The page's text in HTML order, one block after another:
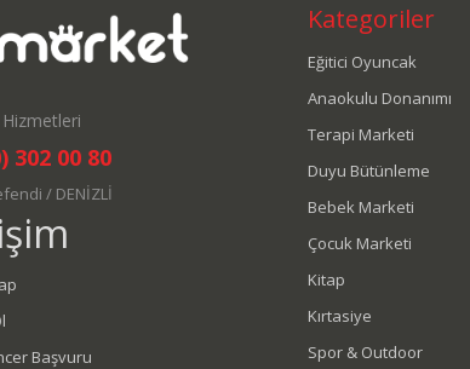
302 00 80
/ DENİZLİ
Başvuru
Kategoriler
Eğitici Oyuncak
Anaokulu Donanımı
Terapi Marketi
Duyu Bütünleme
Bebek Marketi
Çocuk Marketi
Kitap
Kırtasiye
Spor & Outdoor